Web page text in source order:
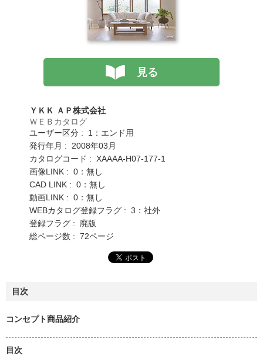
見る
ＹＫＫ ＡＰ株式会社
ＷＥＢカタログ
ユーザー区分 : 1：エンド用
発行年月 : 2008年03月
カタログコード : XAAAA-H07-177-1
画像LINK : 0：無し
CAD LINK : 0：無し
動画LINK : 0：無し
WEBカタログ登録フラグ : 3：社外
登録フラグ : 廃版
総ページ数 : 72ページ
目次
コンセプト商品紹介
目次